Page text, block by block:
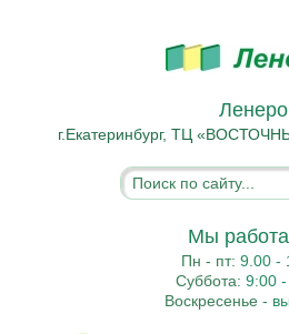
Ленеро
г.Екатеринбург, ТЦ
Мы
Пн - пт:9.00 -
Суббота:9:00
Воскресенье -